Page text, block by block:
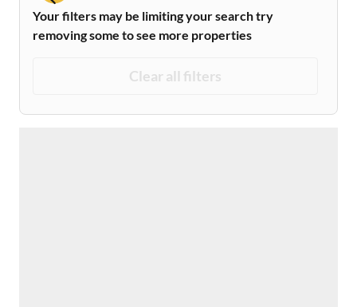
Your filters may be limiting your search try
removing some to see more properties
Clear all filters